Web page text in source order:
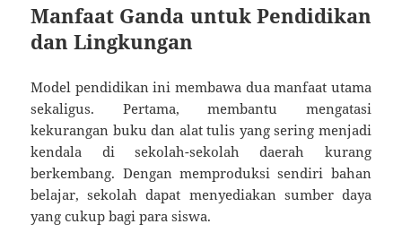
Manfaat Ganda untuk Pendidikan
dan Lingkungan
Model pendidikan ini membawa dua manfaat utama
sekaligus. Pertama, membantu mengatasi
kekurangan buku dan alat tulis yang sering menjadi
kendala di sekolah-sekolah daerah kurang
berkembang. Dengan memproduksi sendiri bahan
belajar, sekolah dapat menyediakan sumber daya
yang cukup bagi para siswa.